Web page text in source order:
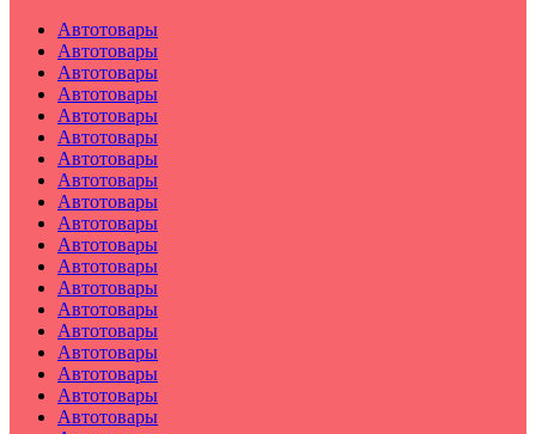
Автотовары
Автотовары
Автотовары
Автотовары
Автотовары
Автотовары
Автотовары
Автотовары
Автотовары
Автотовары
Автотовары
Автотовары
Автотовары
Автотовары
Автотовары
Автотовары
Автотовары
Автотовары
Автотовары